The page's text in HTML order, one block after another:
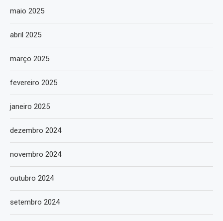
maio 2025
abril 2025
março 2025
fevereiro 2025
janeiro 2025
dezembro 2024
novembro 2024
outubro 2024
setembro 2024